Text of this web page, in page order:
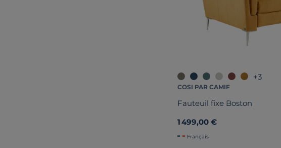
+3
COSI PAR CAMIF
Fauteuil fixe Boston
1 499,00 €
Français